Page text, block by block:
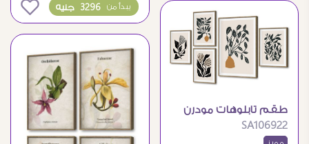
3296 جنيه يبدأ من 0
طقم تابلوهات مودرن
بتصميم نباتات بوهيمية
SA106922